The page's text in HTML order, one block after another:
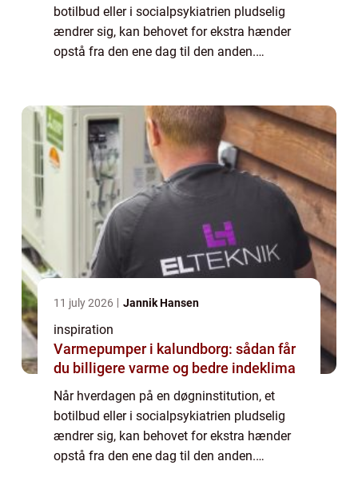
botilbud eller i socialpsykiatrien pludselig
ændrer sig, kan behovet for ekstra hænder
opstå fra den ene dag til den anden.
hu...
11 july 2026 Jannik Hansen
inspiration
Varmepumper i kalundborg: sådan får
du billigere varme og bedre indeklima
Når hverdagen på en døgninstitution, et
botilbud eller i socialpsykiatrien pludselig
ændrer sig, kan behovet for ekstra hænder
opstå fra den ene dag til den anden.